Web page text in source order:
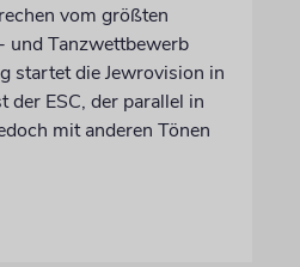
vom größten
und Tanzwettbewerb
startet die Jewrovision in
der ESC, der parallel in
mit anderen Tönen